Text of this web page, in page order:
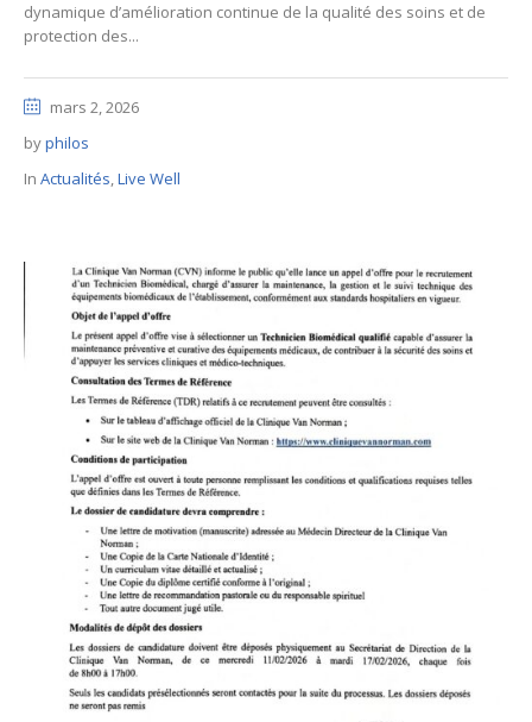
dynamique d’amélioration continue de la qualité des soins et de
protection des...
mars 2, 2026
byphilos
In Actualités,Live Well